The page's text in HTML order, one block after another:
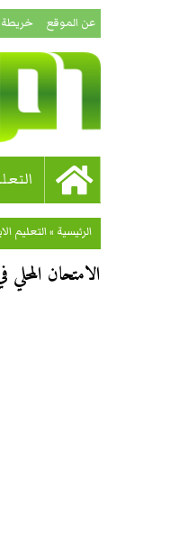
عن الموقع خريطة
الرئيسية »التعليم
الامتحان